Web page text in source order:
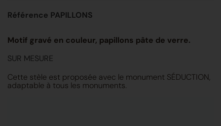
Référence PAPILLONS
Motif gravé en couleur, papillons pâte de verre.
SUR MESURE
Cette stèle est proposée avec le monument SÉDUCTION,
adaptable à tous les monuments.